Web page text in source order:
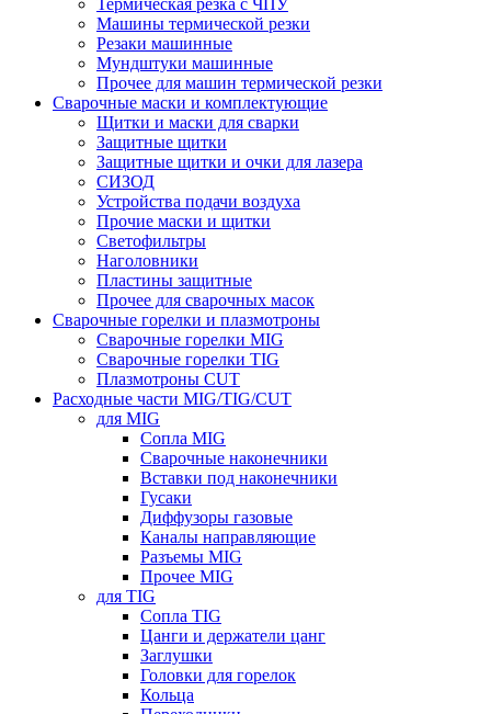
Термическая резка с ЧПУ
Машины термической резки
Резаки машинные
Мундштуки машинные
Прочее для машин термической резки
Сварочные маски и комплектующие
Щитки и маски для сварки
Защитные щитки
Защитные щитки и очки для лазера
СИЗОД
Устройства подачи воздуха
Прочие маски и щитки
Светофильтры
Наголовники
Пластины защитные
Прочее для сварочных масок
Сварочные горелки и плазмотроны
Сварочные горелки MIG
Сварочные горелки TIG
Плазмотроны CUT
Расходные части MIG/TIG/CUT
для MIG
Сопла MIG
Сварочные наконечники
Вставки под наконечники
Гусаки
Диффузоры газовые
Каналы направляющие
Разъемы MIG
Прочее MIG
для TIG
Сопла TIG
Цанги и держатели цанг
Заглушки
Головки для горелок
Кольца